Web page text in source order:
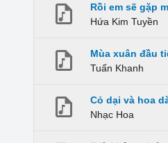
Rồi em sẽ gặp
Hứa Kim Tuyền
Mùa xuân đầu
Tuấn Khanh
Cỏ dại và hoa
Nhạc Hoa